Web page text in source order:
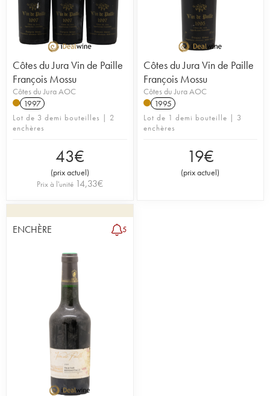
Côtes du Jura Vin de Paille
François Mossu
Côtes du Jura AOC
1997
Lot de 3 demi bouteilles | 2
enchères
43€
(prix actuel)
Prix à l'unité 14,33€
Côtes du Jura Vin de Paille
François Mossu
Côtes du Jura AOC
1995
Lot de 1 demi bouteille | 3
enchères
19€
(prix actuel)
ENCHÈRE 5